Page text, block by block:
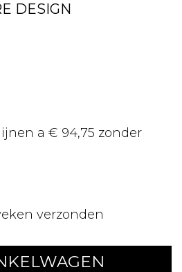
DESIGN
a € 94,75 zonder
verzonden